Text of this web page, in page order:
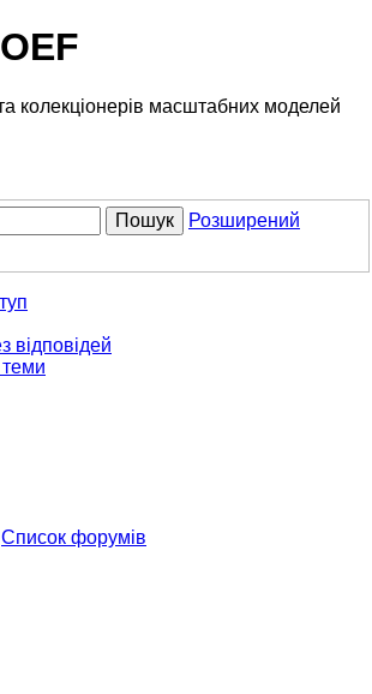
колекціонерів масштабних моделей
Пошук
Розширений
відповідей
теми
Список форумів